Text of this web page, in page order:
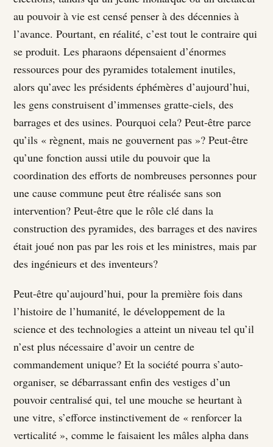
au pouvoir à vie est censé penser à des décennies à
l’avance. Pourtant, en réalité, c’est tout le contraire qui
se produit. Les pharaons dépensaient d’énormes
ressources pour des pyramides totalement inutiles,
alors qu’avec les présidents éphémères d’aujourd’hui,
les gens construisent d’immenses gratte-ciels, des
barrages et des usines. Pourquoi cela? Peut-être parce
qu’ils « règnent, mais ne gouvernent pas »? Peut-être
qu’une fonction aussi utile du pouvoir que la
coordination des efforts de nombreuses personnes pour
une cause commune peut être réalisée sans son
intervention? Peut-être que le rôle clé dans la
construction des pyramides, des barrages et des navires
était joué non pas par les rois et les ministres, mais par
des ingénieurs et des inventeurs?
Peut-être qu’aujourd’hui, pour la première fois dans
l’histoire de l’humanité, le développement de la
science et des technologies a atteint un niveau tel qu’il
n’est plus nécessaire d’avoir un centre de
commandement unique? Et la société pourra s’auto-
organiser, se débarrassant enfin des vestiges d’un
pouvoir centralisé qui, tel une mouche se heurtant à
une vitre, s’efforce instinctivement de « renforcer la
verticalité », comme le faisaient les mâles alpha dans